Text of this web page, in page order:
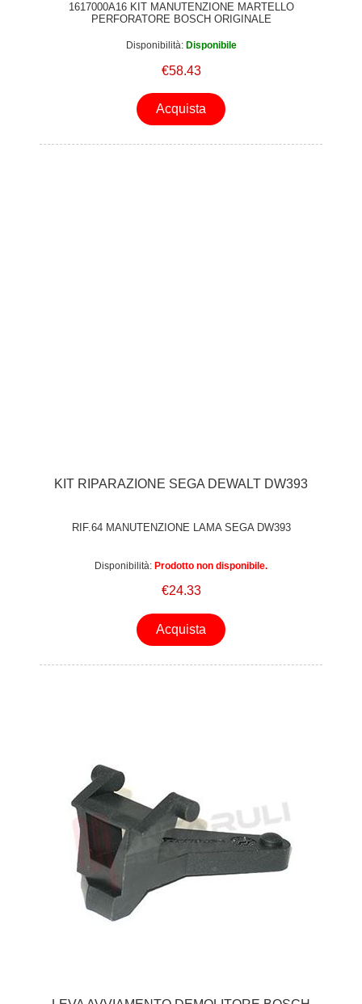
1617000A16 KIT MANUTENZIONE MARTELLO
PERFORATORE BOSCH ORIGINALE
Disponibilità: Disponibile
€58.43
Acquista
KIT RIPARAZIONE SEGA DEWALT DW393
RIF.64 MANUTENZIONE LAMA SEGA DW393
Disponibilità: Prodotto non disponibile.
€24.33
Acquista